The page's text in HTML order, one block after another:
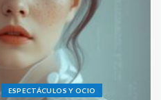
ESPECTÁCULOS Y OCIO